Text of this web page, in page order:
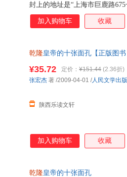
封上的地址是“上海市巨鹿路
漫长的“退稿—投给下一本杂志
自己很喜欢的一篇。此后的作
曾国藩、慈禧、袁世凯、朱元
望、爱情、记忆等的看法，同
时期的照片。
加入购物车 收藏
乾隆皇帝的十张面孔【正版图
¥35.72 定价： ¥151.44 (2.36折)
陕西乐读文轩
张宏杰 著 /2009-04-01 /人民文学出
加入购物车 收藏
乾隆皇帝的十张面孔